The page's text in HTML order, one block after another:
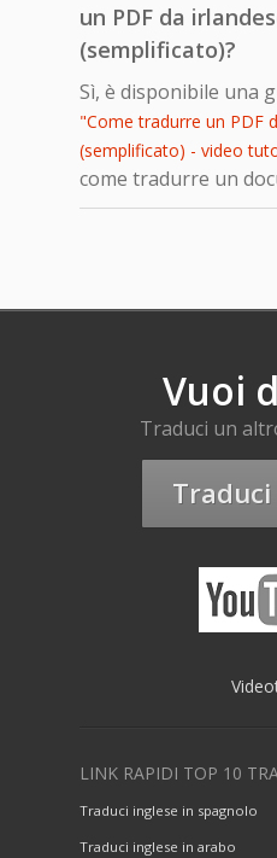
un PDF da
(semplificato)?
Sì, è disponibile una
"Come tradurre un PDF
(semplificato) - video
come tradurre un
Vuoi
Traduci un
LINK RAPIDI TOP 10
Traduci inglese in spagnolo
Traduci inglese in arabo